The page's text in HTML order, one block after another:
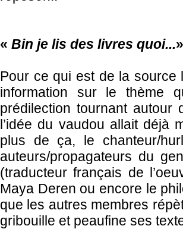
« Bin je lis des livres quoi...»
Pour ce qui est de la source
information sur le thème
prédilection tournant autour
l’idée du vaudou allait déjà
plus de ça, le chanteur/
auteurs/propagateurs du
(traducteur français de
Maya Deren ou encore le
que les autres membres
gribouille et peaufine ses